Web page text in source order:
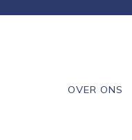
OVER ONS